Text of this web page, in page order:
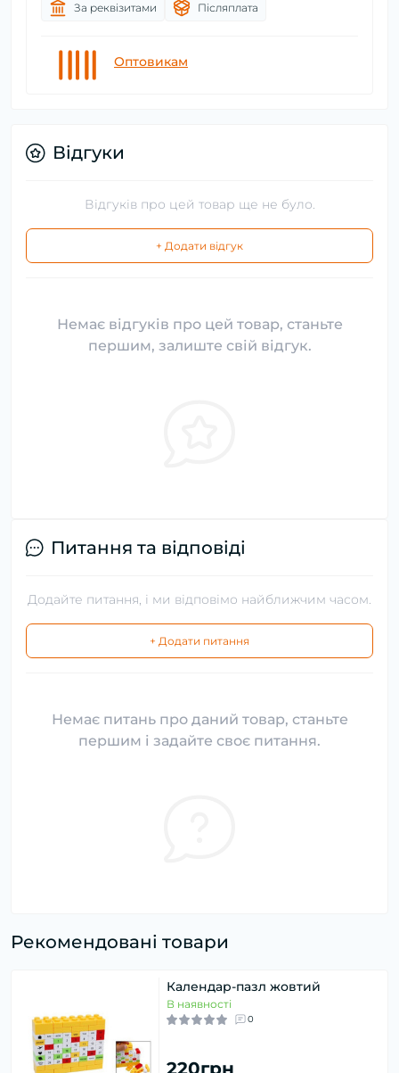
За реквізитами Післяплата
Оптовикам
Відгуки
Відгуків про цей товар ще не було.
+ Додати відгук
Немає відгуків про цей товар, станьте
першим, залиште свій відгук.
Питання та відповіді
Додайте питання, і ми відповімо найближчим часом.
+ Додати питання
Немає питань про даний товар, станьте
першим і задайте своє питання.
Рекомендовані товари
Календар-пазл жовтий
В наявності
0
220грн